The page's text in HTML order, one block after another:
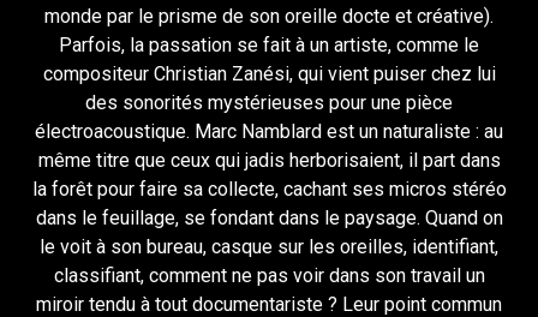
monde par le prisme de son oreille docte et créative).
Parfois, la passation se fait à un artiste, comme le
compositeur Christian Zanési, qui vient puiser chez lui
des sonorités mystérieuses pour une pièce
électroacoustique. Marc Namblard est un naturaliste : au
même titre que ceux qui jadis herborisaient, il part dans
la forêt pour faire sa collecte, cachant ses micros stéréo
dans le feuillage, se fondant dans le paysage. Quand on
le voit à son bureau, casque sur les oreilles, identifiant,
classifiant, comment ne pas voir dans son travail un
miroir tendu à tout documentariste ? Leur point commun